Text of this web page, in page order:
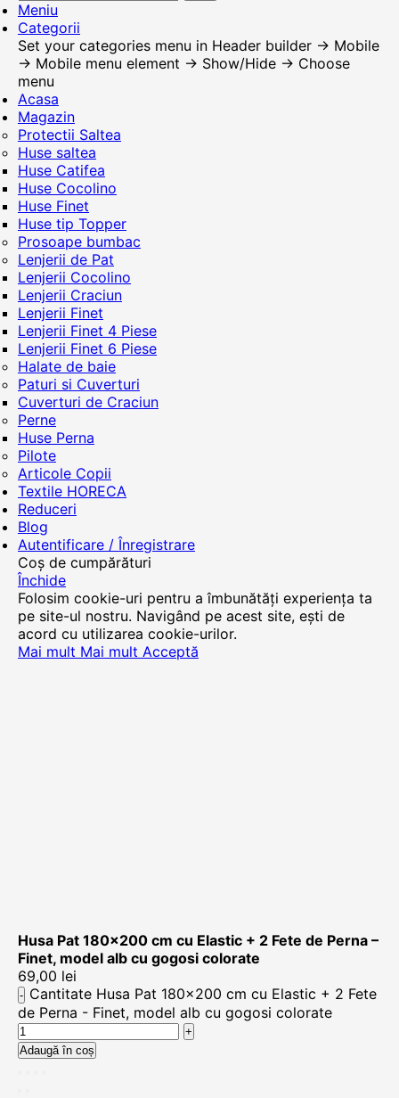
Meniu
Categorii
Set your categories menu in Header builder -> Mobile
-> Mobile menu element -> Show/Hide -> Choose
menu
Acasa
Magazin
Protectii Saltea
Huse saltea
Huse Catifea
Huse Cocolino
Huse Finet
Huse tip Topper
Prosoape bumbac
Lenjerii de Pat
Lenjerii Cocolino
Lenjerii Craciun
Lenjerii Finet
Lenjerii Finet 4 Piese
Lenjerii Finet 6 Piese
Halate de baie
Paturi si Cuverturi
Cuverturi de Craciun
Perne
Huse Perna
Pilote
Articole Copii
Textile HORECA
Reduceri
Blog
Autentificare / Înregistrare
Coș de cumpărături
Închide
Folosim cookie-uri pentru a îmbunătăți experiența ta
pe site-ul nostru. Navigând pe acest site, ești de
acord cu utilizarea cookie-urilor.
Mai mult Mai mult Acceptă
Husa Pat 180×200 cm cu Elastic + 2 Fete de Perna –
Finet, model alb cu gogosi colorate
69,00 lei
Cantitate Husa Pat 180x200 cm cu Elastic + 2 Fete
de Perna - Finet, model alb cu gogosi colorate
Adaugă în coș